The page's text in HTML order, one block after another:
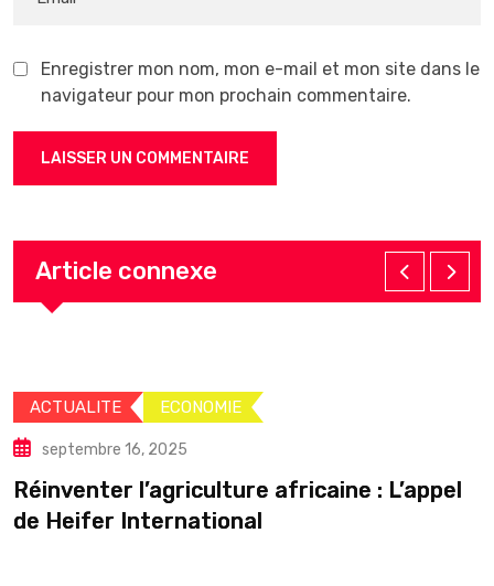
Enregistrer mon nom, mon e-mail et mon site dans le
navigateur pour mon prochain commentaire.
Article connexe
ECONOMIE
africaine : L’appel
Vincent